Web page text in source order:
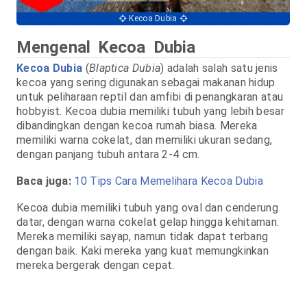
Kecoa Dubia
Mengenal Kecoa Dubia
Kecoa Dubia (Blaptica Dubia) adalah salah satu jenis
kecoa yang sering digunakan sebagai makanan hidup
untuk peliharaan reptil dan amfibi di penangkaran atau
hobbyist. Kecoa dubia memiliki tubuh yang lebih besar
dibandingkan dengan kecoa rumah biasa. Mereka
memiliki warna cokelat, dan memiliki ukuran sedang,
dengan panjang tubuh antara 2-4 cm.
Baca juga: 10 Tips Cara Memelihara Kecoa Dubia
Kecoa dubia memiliki tubuh yang oval dan cenderung
datar, dengan warna cokelat gelap hingga kehitaman.
Mereka memiliki sayap, namun tidak dapat terbang
dengan baik. Kaki mereka yang kuat memungkinkan
mereka bergerak dengan cepat.